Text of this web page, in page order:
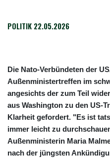
POLITIK 22.05.2026
Die Nato-Verbündeten der
Außenministertreffen im
angesichts der zum Teil
aus Washington zu den US-
Klarheit gefordert. "Es ist
immer leicht zu
Außenministerin Maria
nach der jüngsten